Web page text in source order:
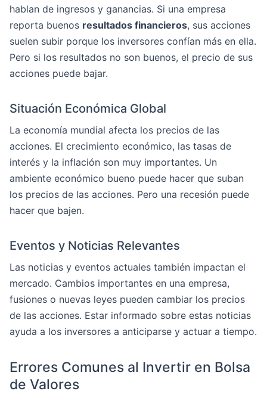
hablan de ingresos y ganancias. Si una empresa
reporta buenos resultados financieros, sus acciones
suelen subir porque los inversores confían más en ella.
Pero si los resultados no son buenos, el precio de sus
acciones puede bajar.
Situación Económica Global
La economía mundial afecta los precios de las
acciones. El crecimiento económico, las tasas de
interés y la inflación son muy importantes. Un
ambiente económico bueno puede hacer que suban
los precios de las acciones. Pero una recesión puede
hacer que bajen.
Eventos y Noticias Relevantes
Las noticias y eventos actuales también impactan el
mercado. Cambios importantes en una empresa,
fusiones o nuevas leyes pueden cambiar los precios
de las acciones. Estar informado sobre estas noticias
ayuda a los inversores a anticiparse y actuar a tiempo.
Errores Comunes al Invertir en Bolsa
de Valores